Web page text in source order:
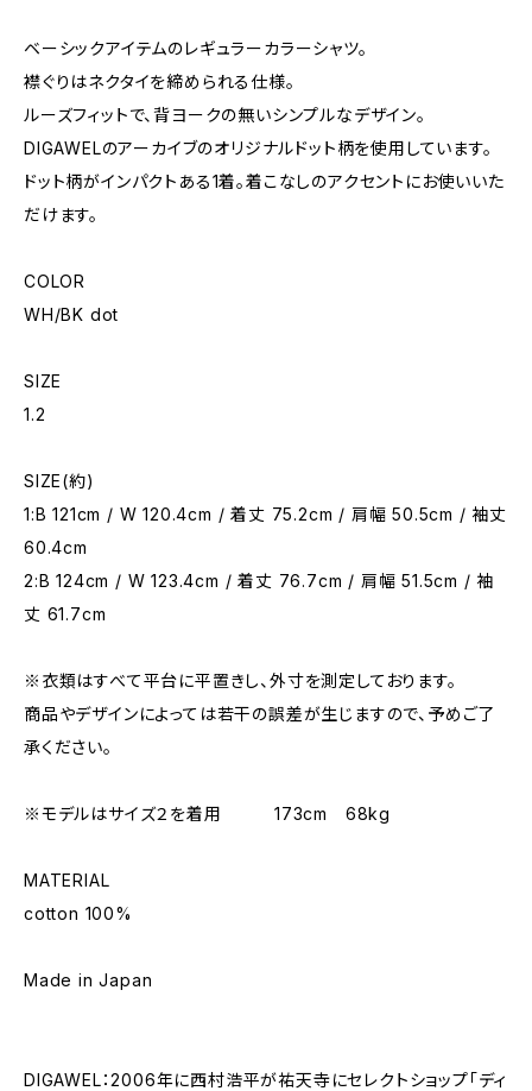
ベーシックアイテムのレギュラーカラーシャツ。
襟ぐりはネクタイを締められる仕様。
ルーズフィットで、背ヨークの無いシンプルなデザイン。
DIGAWELのアーカイブのオリジナルドット柄を使用しています。
ドット柄がインパクトある1着。着こなしのアクセントにお使いいた
だけます。
COLOR
WH/BK dot
SIZE
1.2
SIZE(約)
1:B 121cm / W 120.4cm / 着丈 75.2cm / 肩幅 50.5cm / 袖丈
60.4cm
2:B 124cm / W 123.4cm / 着丈 76.7cm / 肩幅 51.5cm / 袖
丈 61.7cm
※衣類はすべて平台に平置きし、外寸を測定しております。
商品やデザインによっては若干の誤差が生じますので、予めご了
承ください。
※モデルはサイズ２を着用 173cm 68kg
MATERIAL
cotton 100%
Made in Japan
DIGAWEL：2006年に西村浩平が祐天寺にセレクトショップ「ディ